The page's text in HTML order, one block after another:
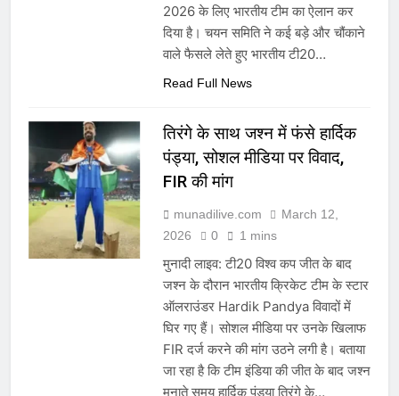
2026 के लिए भारतीय टीम का ऐलान कर
दिया है। चयन समिति ने कई बड़े और चौंकाने
वाले फैसले लेते हुए भारतीय टी20…
Read Full News
तिरंगे के साथ जश्न में फंसे हार्दिक
पंड्या, सोशल मीडिया पर विवाद,
FIR की मांग
munadilive.com
March 12,
2026
0 1 mins
मुनादी लाइव: टी20 विश्व कप जीत के बाद
जश्न के दौरान भारतीय क्रिकेट टीम के स्टार
ऑलराउंडर Hardik Pandya विवादों में
घिर गए हैं। सोशल मीडिया पर उनके खिलाफ
FIR दर्ज करने की मांग उठने लगी है। बताया
जा रहा है कि टीम इंडिया की जीत के बाद जश्न
मनाते समय हार्दिक पंड्या तिरंगे के…